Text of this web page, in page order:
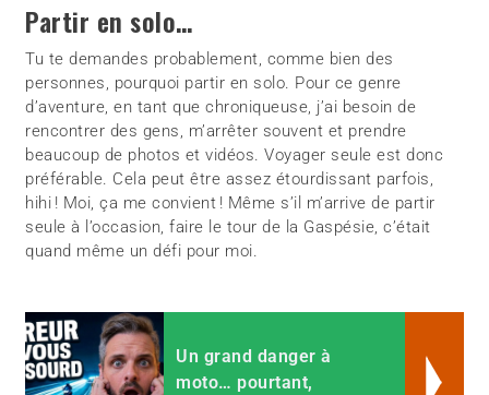
Partir en solo…
Tu te demandes probablement, comme bien des
personnes, pourquoi partir en solo. Pour ce genre
d’aventure, en tant que chroniqueuse, j’ai besoin de
rencontrer des gens, m’arrêter souvent et prendre
beaucoup de photos et vidéos. Voyager seule est donc
préférable. Cela peut être assez étourdissant parfois,
hihi ! Moi, ça me convient ! Même s’il m’arrive de partir
seule à l’occasion, faire le tour de la Gaspésie, c’était
quand même un défi pour moi.
Un grand danger à
moto… pourtant,